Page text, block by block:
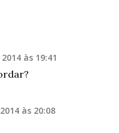
às 19:41
às 20:08